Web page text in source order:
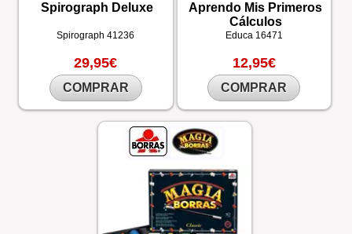
Spirograph Deluxe
Spirograph41236
29,95€
COMPRAR
Aprendo Mis Primeros
Cálculos
Educa 16471
12,95€
COMPRAR